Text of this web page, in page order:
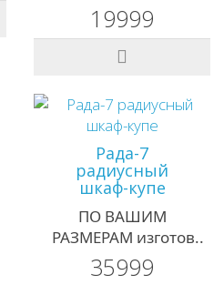
19999
Рада-7
радиусный
шкаф-купе
ПО ВАШИМ
РАЗМЕРАМ изготов..
35999